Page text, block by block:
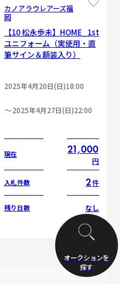
カノアラウレアーズ福
岡
【10 松永歩未】HOME_1st
ユニフォーム（実使用・直
筆サイン＆額装入り）
2025年4月20日(日)18:00
2025年4月27日(日)22:00
現在 21,000
円
入札件数 2件
残り日数 なし
オークションを
探す